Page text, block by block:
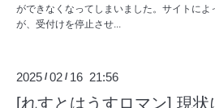
ができなくなってしまいました。サイトに
が、受付けを停止させ...
2025 /02 / 16 21:56
[れすとはうすロマン] 現状